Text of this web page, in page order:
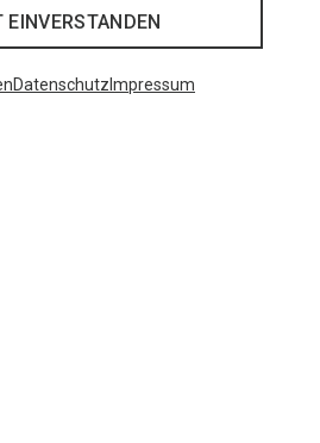
EINVERSTANDEN
Datenschutz Impressum